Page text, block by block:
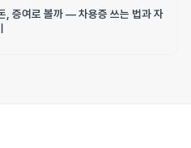
, 증여로 볼까 — 차용증 쓰는 법과 자